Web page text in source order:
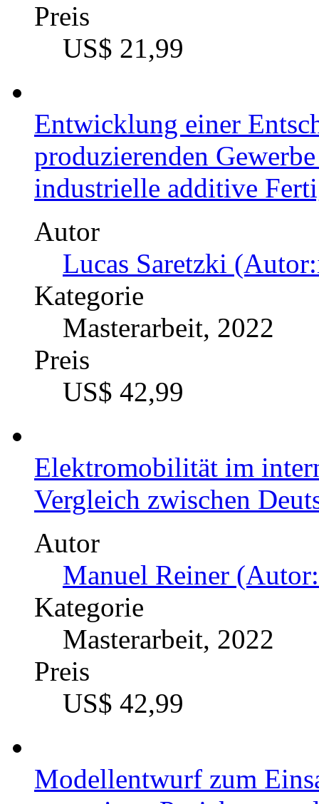
Möglichkeiten eines
Erfahrungswissen in
Autor
Anonym (Autor:in)
Kategorie
Bachelorarbeit, 2021
Preis
US$ 21,99
Entwicklung einer
industrielle additive
Autor
Lucas Saretzki
Kategorie
Masterarbeit, 2022
Preis
US$ 42,99